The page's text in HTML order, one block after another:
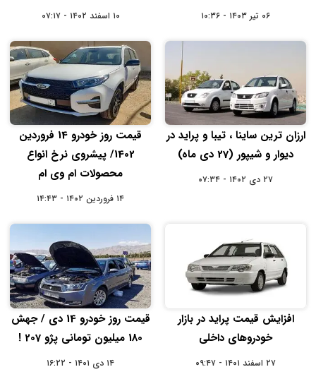
۰۶ تیر ۱۴۰۳ - ۱۰:۳۶ ۱۰ اسفند ۱۴۰۲ - ۰۷:۱۷
ارزان ترین ساینا ، تیبا و پراید در
دیوار و شیپور (27 دی ماه)
۲۷ دی ۱۴۰۲ - ۰۷:۳۴
قیمت روز خودرو 14 فروردین
1402/ پیشروی نرخ انواع
محصولات ام وی ام
۱۴ فروردین ۱۴۰۲ - ۱۴:۴۳
افزایش قیمت پراید در بازار
خودروهای داخلی
۲۷ اسفند ۱۴۰۱ - ۰۹:۴۷
قیمت روز خودرو 14 دی / جهش
180 میلیون تومانی پژو 207 !
۱۴ دی ۱۴۰۱ - ۱۶:۲۲